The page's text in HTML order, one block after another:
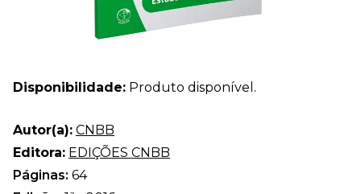
Disponibilidade: Produto disponível.
Autor(a): CNBB
Editora: EDIÇÕES CNBB
Páginas: 64